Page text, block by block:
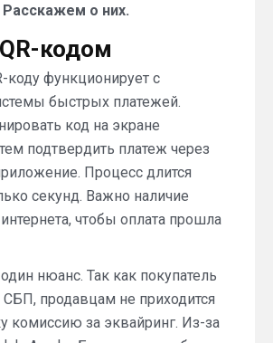
о них.
кодом
коду функционирует с
быстрых платежей.
код на экране
подтвердить платеж через
Процесс длится
секунд. Важно наличие
чтобы оплата прошла
нюанс. Так как покупатель
СБП, продавцам не приходится
комиссию за эквайринг. Из-за